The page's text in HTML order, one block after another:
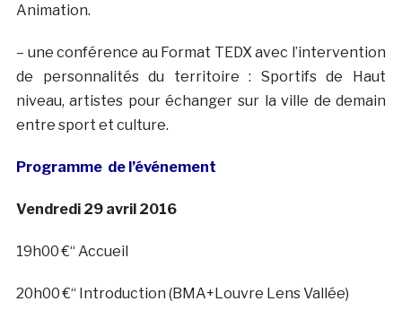
Animation.
– une conférence au Format TEDX avec l’intervention
de personnalités du territoire : Sportifs de Haut
niveau, artistes pour échanger sur la ville de demain
entre sport et culture.
Programme de l’événement
Vendredi 29 avril 2016
19h00 €“ Accueil
20h00 €“ Introduction (BMA+Louvre Lens Vallée)